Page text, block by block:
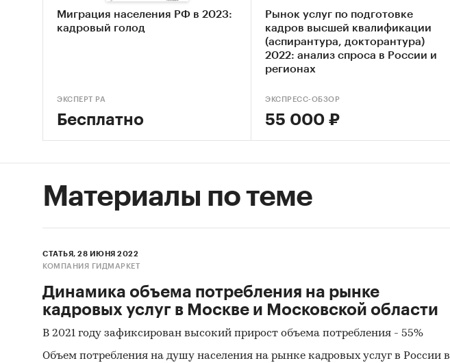
Миграция населения РФ в 2023:
кадровый голод
ЭКСПЕРТ РА
Бесплатно
Рынок услуг по подготовке
кадров высшей квалификации
(аспирантура, докторантура)
2022: анализ спроса в России и
регионах
ЭКСПРЕСС-ОБЗОР
55 000 ₽
Материалы по теме
СТАТЬЯ, 28 ИЮНЯ 2022
КОМПАНИЯ ГИДМАРКЕТ
Динамика объема потребления на рынке
кадровых услуг в Москве и Московской области
В 2021 году зафиксирован высокий прирост объема потребления - 55%
Объем потребления на душу населения на рынке кадровых услуг в России в